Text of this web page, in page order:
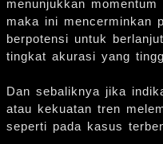
menunjukkan
maka ini mencerminkan
berpotensi untuk
tingkat akurasi yang
Dan sebaliknya jika
atau kekuatan tren
seperti pada kasus